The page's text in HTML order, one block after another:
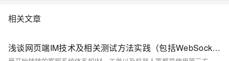
相关文章
浅谈网页端IM技术及相关测试方法实践（包括WebSocket性能测试）